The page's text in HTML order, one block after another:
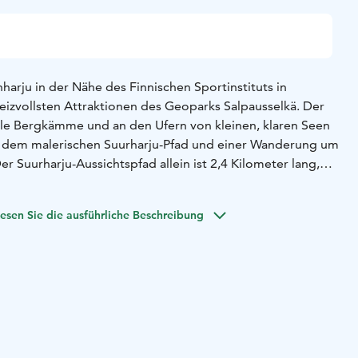
in der Nähe des Finnischen Sportinstituts in
Attraktionen des Geoparks Salpausselkä. Der
Bergkämme und an den Ufern von kleinen, klaren Seen
malerischen Suurharju-Pfad und einer Wanderung um
Suurharju-Aussichtspfad allein ist 2,4 Kilometer lang,
die grüne Landschaft spiegelt. Der Naturlehrpfad
Sie die ausführliche Beschreibung